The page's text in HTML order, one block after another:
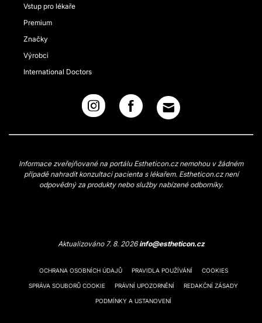
Vstup pro lékaře
Premium
Značky
Výrobci
International Doctors
Informace zveřejňované na portálu Estheticon.cz nemohou v žádném
případě nahradit konzultaci pacienta s lékařem. Estheticon.cz není
odpovědný za produkty nebo služby nabízené odborníky.
Aktualizováno 7. 8. 2026info@estheticon.cz
OCHRANA OSOBNÍCH ÚDAJŮ PRAVIDLA POUŽÍVÁNÍ COOKIES
SPRÁVA SOUBORŮ COOKIE PRÁVNÍ UPOZORNĚNÍ REDAKČNÍ ZÁSADY
PODMÍNKY A USTANOVENÍ